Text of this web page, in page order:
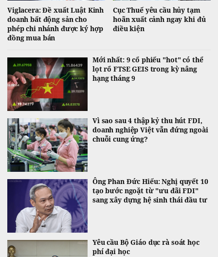
Viglacera: Đề xuất Luật Kinh
doanh bất động sản cho
phép chi nhánh được ký hợp
đồng mua bán
Cục Thuế yêu cầu hủy tạm
hoãn xuất cảnh ngay khi đủ
điều kiện
Mới nhất: 9 cổ phiếu "hot" có thể
lọt rổ FTSE GEIS trong kỳ nâng
hạng tháng 9
Vì sao sau 4 thập kỷ thu hút FDI,
doanh nghiệp Việt vẫn đứng ngoài
chuỗi cung ứng?
Ông Phan Đức Hiếu: Nghị quyết 10
tạo bước ngoặt từ "ưu đãi FDI"
sang xây dựng hệ sinh thái đầu tư
Yêu cầu Bộ Giáo dục rà soát học
phí đại học